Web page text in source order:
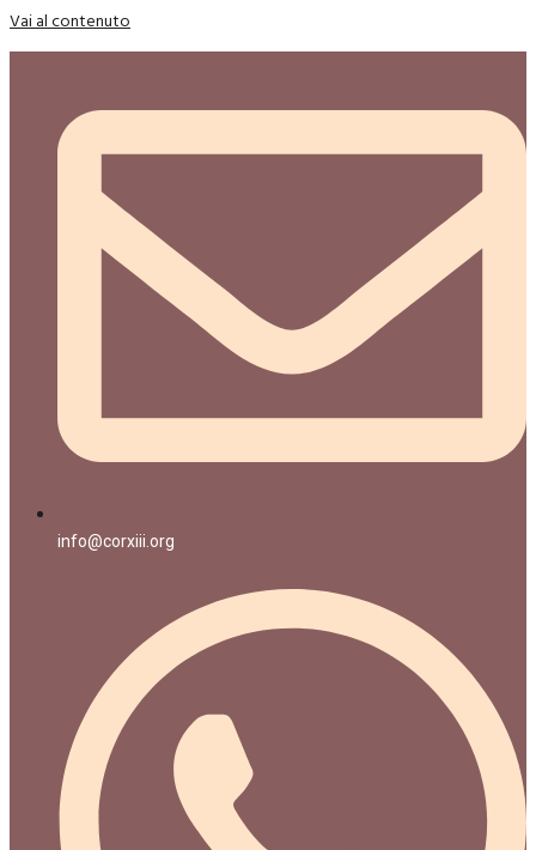
Vai al contenuto
info@corxiii.org